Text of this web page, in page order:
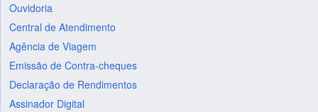
Ouvidoria
Central de Atendimento
Agência de Viagem
Emissão de Contra-cheques
Declaração de Rendimentos
Assinador Digital